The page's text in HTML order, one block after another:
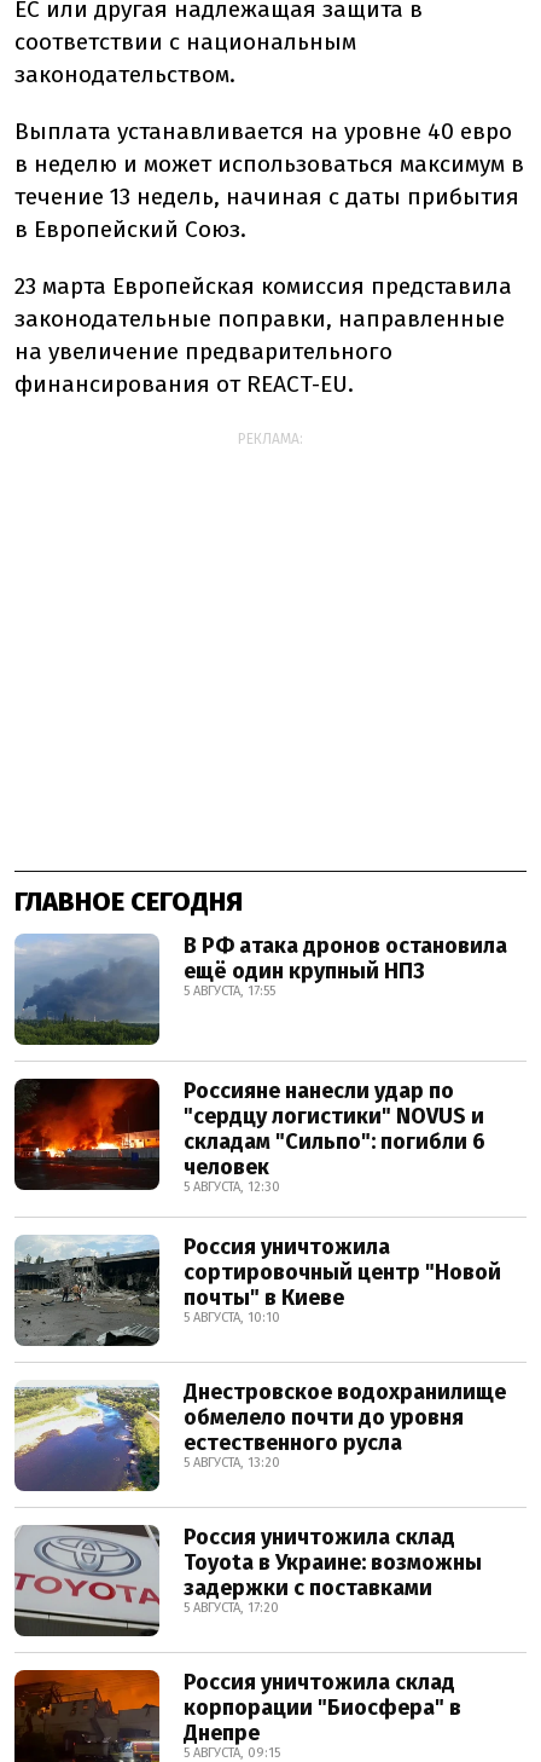
ЕС или другая надлежащая защита в
соответствии с национальным
законодательством.
Выплата устанавливается на уровне 40 евро
в неделю и может использоваться максимум в
течение 13 недель, начиная с даты прибытия
в Европейский Союз.
23 марта Европейская комиссия представила
законодательные поправки, направленные
на увеличение предварительного
финансирования от REACT-EU.
РЕКЛАМА:
ГЛАВНОЕ СЕГОДНЯ
В РФ атака дронов остановила
ещё один крупный НПЗ
5 АВГУСТА, 17:55
Россияне нанесли удар по
"сердцу логистики" NOVUS и
складам "Сильпо": погибли 6
человек
5 АВГУСТА, 12:30
Россия уничтожила
сортировочный центр "Новой
почты" в Киеве
5 АВГУСТА, 10:10
Днестровское водохранилище
обмелело почти до уровня
естественного русла
5 АВГУСТА, 13:20
Россия уничтожила склад
Toyota в Украине: возможны
задержки с поставками
5 АВГУСТА, 17:20
Россия уничтожила склад
корпорации "Биосфера" в
Днепре
5 АВГУСТА, 09:15